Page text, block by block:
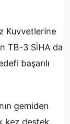
Kuvvetlerine
TB-3 SİHA da
başarılı
gemiden
kez destek